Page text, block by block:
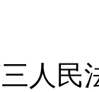
人民